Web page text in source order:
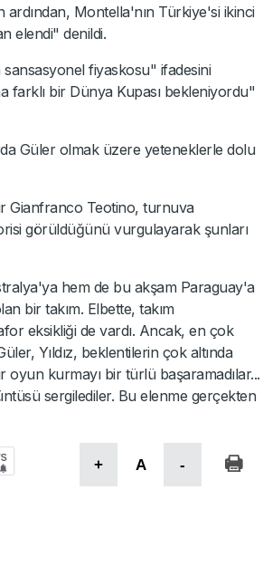
ardından, Montella'nın Türkiye'si ikinci
elendi" denildi.
fiyaskosu" ifadesini
farklı bir Dünya Kupası bekleniyordu"
Güler olmak üzere yeteneklerle dolu
Gianfranco Teotino, turnuva
görüldüğünü vurgulayarak şunları
hem de bu akşam Paraguay'a
bir takım. Elbette, takım
eksikliği de vardı. Ancak, en çok
Yıldız, beklentilerin çok altında
oyun kurmayı bir türlü başaramadılar...
sergilediler. Bu elenme gerçekten
+ A -